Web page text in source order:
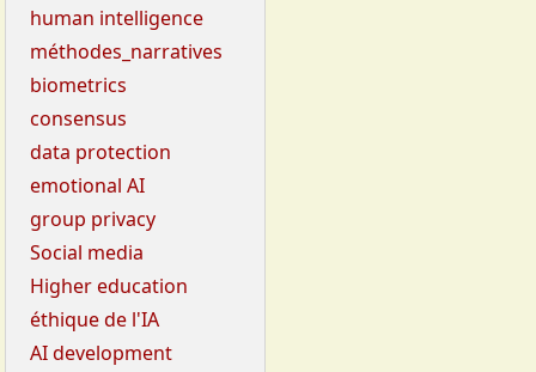
human intelligence
méthodes_narratives
biometrics
consensus
data protection
emotional AI
group privacy
Social media
Higher education
éthique de l'IA
AI development